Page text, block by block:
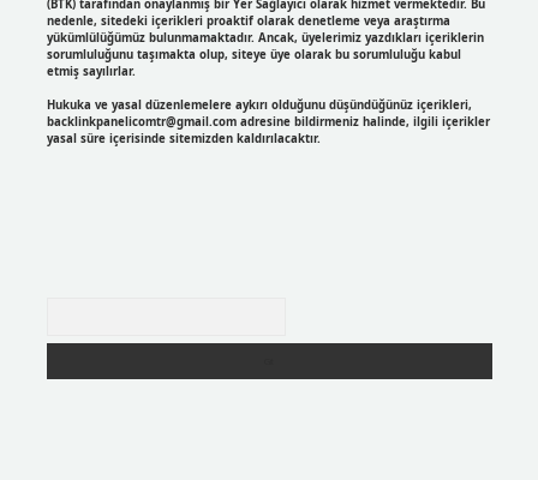
(BTK) tarafından onaylanmış bir Yer Sağlayıcı olarak hizmet vermektedir. Bu
nedenle, sitedeki içerikleri proaktif olarak denetleme veya araştırma
yükümlülüğümüz bulunmamaktadır. Ancak, üyelerimiz yazdıkları içeriklerin
sorumluluğunu taşımakta olup, siteye üye olarak bu sorumluluğu kabul
etmiş sayılırlar.
Hukuka ve yasal düzenlemelere aykırı olduğunu düşündüğünüz içerikleri,
backlinkpanelicomtr@gmail.comadresine bildirmeniz halinde, ilgili içerikler
yasal süre içerisinde sitemizden kaldırılacaktır.